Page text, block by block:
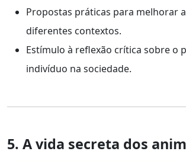
Propostas práticas para melhorar
diferentes contextos.
Estímulo à reflexão crítica sobre o
indivíduo na sociedade.
5. A vida secreta dos